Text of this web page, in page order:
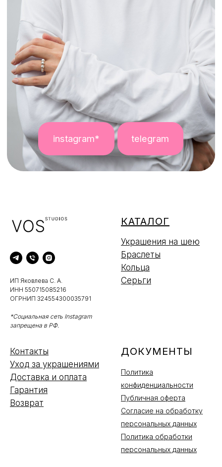
ИП Яковлева С. А.
ИНН 550715085216
ОГРНИП 324554300035791
*Социальная сеть Instagram
запрещена в РФ.
КАТАЛОГ
Украшения на шею
Браслеты
Кольца
Серьги
Контакты
Уход за украшениями
Доставка и оплата
Гарантия
Возврат
ДОКУМЕНТЫ
Политика
конфиденциальности
Публичная оферта
Согласие на обработку
персональных данных
Политика обработки
персональных данных